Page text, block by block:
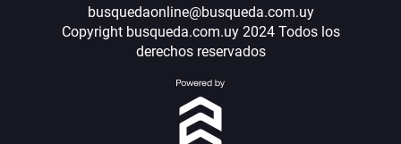
busquedaonline@busqueda.com.uy
Copyright busqueda.com.uy 2024 Todos los
derechos reservados